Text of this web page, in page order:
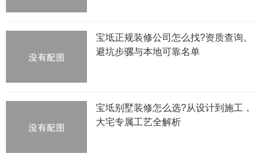
宝坻正规装修公司怎么找?资质查询。
避坑步骡与本地可靠名单
宝坻别墅装修怎么选?从设计到施工，
大宅专属工艺全解析